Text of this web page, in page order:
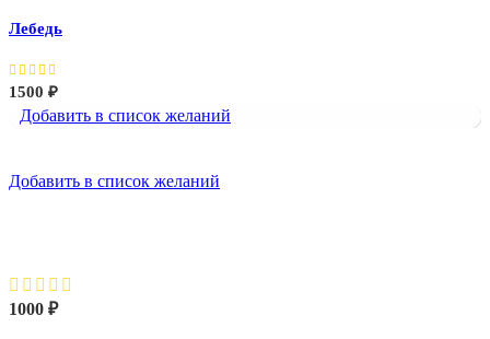
Лебедь
1500 ₽
Добавить в список желаний
Добавить в список желаний
1000 ₽